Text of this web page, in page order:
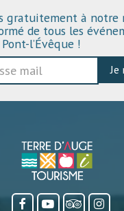
gratuitement à notre
de tous les
l’Évêque !
Je